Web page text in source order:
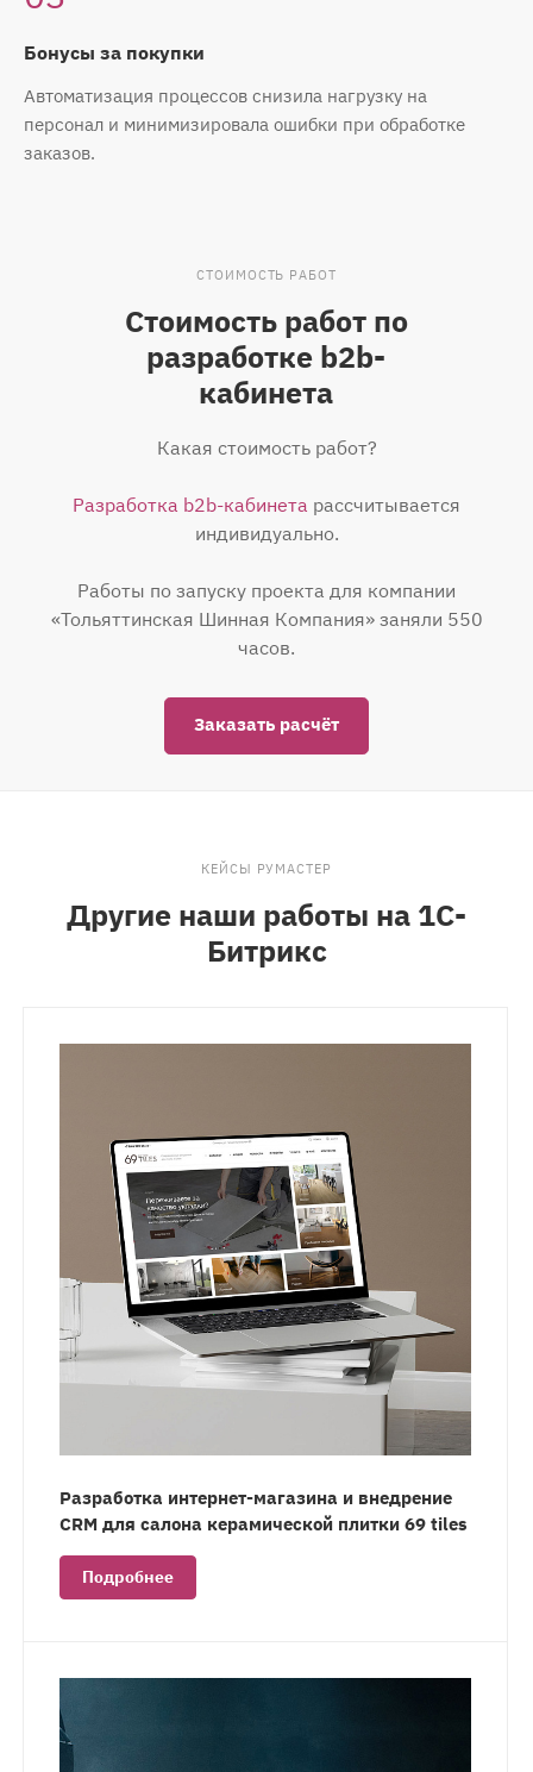
Бонусы за покупки
Автоматизация процессов снизила нагрузку на
персонал и минимизировала ошибки при обработке
заказов.
СТОИМОСТЬ РАБОТ
Стоимость работ по
разработке b2b-
кабинета
Какая стоимость работ?
Разработка b2b-кабинета рассчитывается
индивидуально.
Работы по запуску проекта для компании
«Тольяттинская Шинная Компания» заняли 550
часов.
Заказать расчёт
КЕЙСЫ РУМАСТЕР
Другие наши работы на 1С-
Битрикс
Разработка интернет-магазина и внедрение
CRM для салона керамической плитки 69 tiles
Подробнее